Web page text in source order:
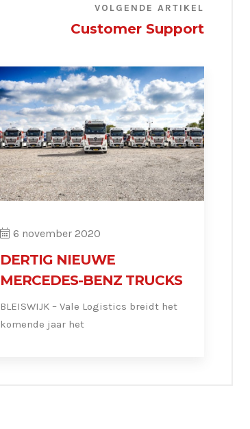
VOLGENDE ARTIKEL
Customer Support
6 november 2020
DERTIG NIEUWE
MERCEDES-BENZ TRUCKS
BLEISWIJK – Vale Logistics breidt het
komende jaar het